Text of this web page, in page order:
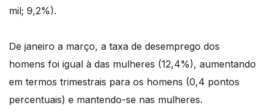
mil; 9,2%).
De janeiro a março, a taxa de desemprego dos
homens foi igual à das mulheres (12,4%), aumentando
em termos trimestrais para os homens (0,4 pontos
percentuais) e mantendo-se nas mulheres.